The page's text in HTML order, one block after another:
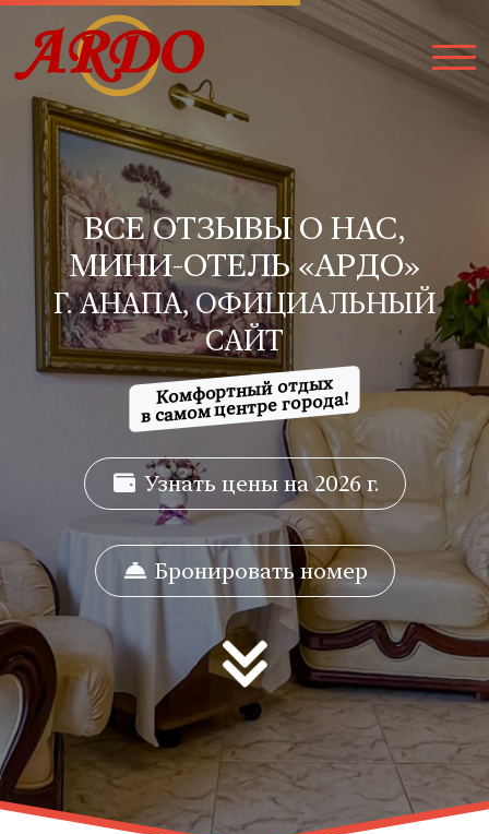
ВСЕ ОТЗЫВЫ О НАС,
МИНИ-ОТЕЛЬ «АРДО»
Г. АНАПА, ОФИЦИАЛЬНЫЙ
САЙТ
Комфортный отдых
в самом центре города!
Узнать цены на 2026 г.
Бронировать номер